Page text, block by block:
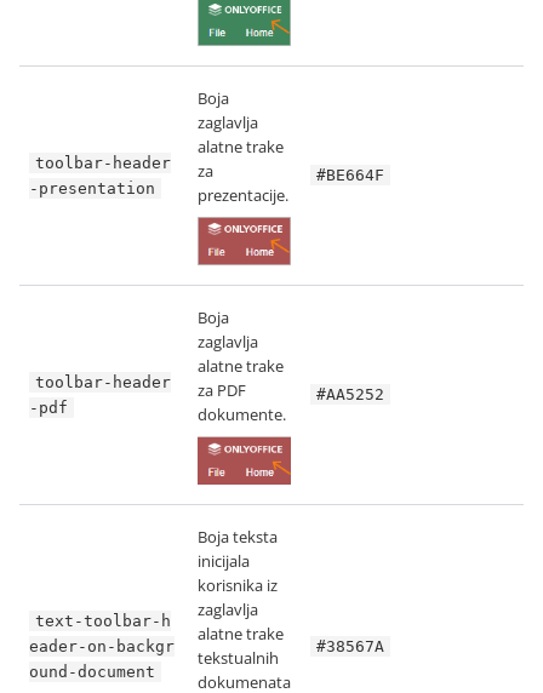
toolbar-header
-presentation
Boja
zaglavlja
alatne trake
za
prezentacije.
#BE664F
toolbar-header
-pdf
Boja
zaglavlja
alatne trake
za PDF
dokumente.
#AA5252
text-toolbar-h
eader-on-backgr
ound-document
Boja teksta
inicijala
korisnika iz
zaglavlja
alatne trake
tekstualnih
dokumenata
#38567A